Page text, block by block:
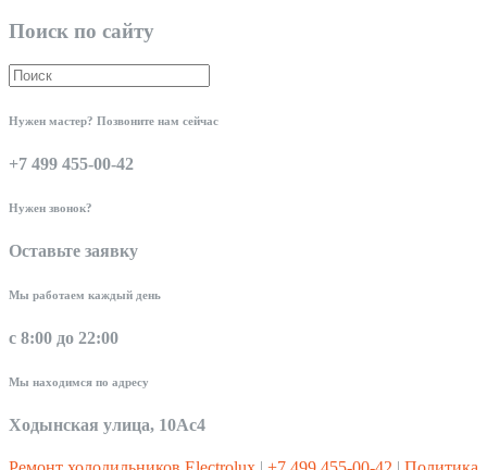
Поиск по сайту
Нужен мастер? Позвоните нам сейчас
+7 499 455-00-42
Нужен звонок?
Оставьте заявку
Мы работаем каждый день
с 8:00 до 22:00
Мы находимся по адресу
Ходынская улица, 10Ас4